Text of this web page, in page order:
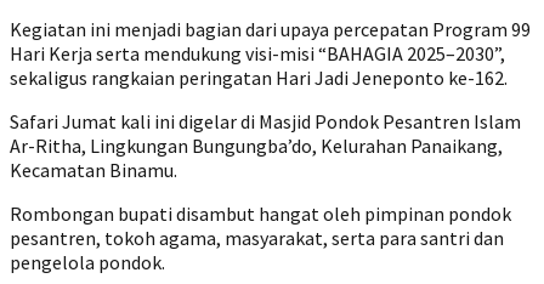
Kegiatan ini menjadi bagian dari upaya percepatan Program 99
Hari Kerja serta mendukung visi-misi “BAHAGIA 2025–2030”,
sekaligus rangkaian peringatan Hari Jadi Jeneponto ke-162.
Safari Jumat kali ini digelar di Masjid Pondok Pesantren Islam
Ar-Ritha, Lingkungan Bungungba’do, Kelurahan Panaikang,
Kecamatan Binamu.
Rombongan bupati disambut hangat oleh pimpinan pondok
pesantren, tokoh agama, masyarakat, serta para santri dan
pengelola pondok.